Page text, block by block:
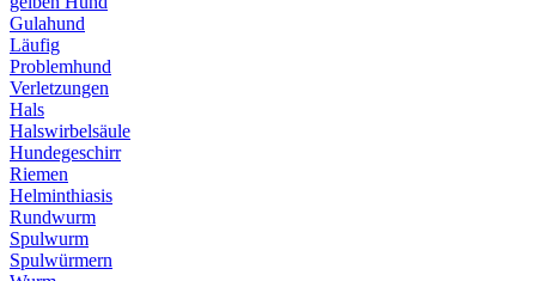
Gulahund
Läufig
Problemhund
Verletzungen
Hals
Halswirbelsäule
Hundegeschirr
Riemen
Helminthiasis
Rundwurm
Spulwurm
Spulwürmern